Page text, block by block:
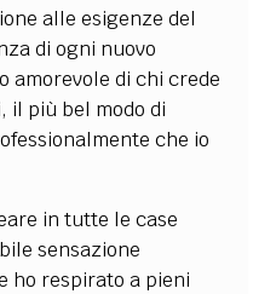
alle esigenze del
di ogni nuovo
di chi crede
il più bel modo di
che io
in tutte le case
sensazione
ho respirato a pieni